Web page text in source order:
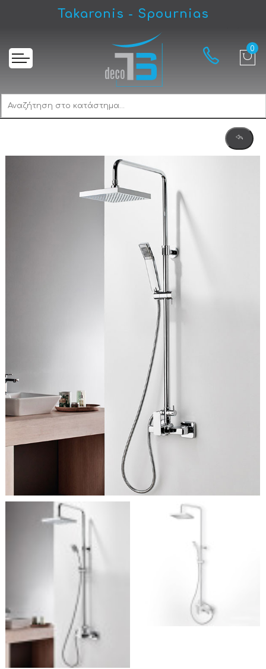
Takaronis - Spournias
Eurorama Quadra 144065-100 Chrome Στήλη Ντους Με Μπαταρία